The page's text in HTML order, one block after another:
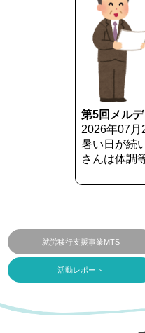
第5回メル
2026年07月
暑い日が続
さんは体調
就労移行支援事業MTS
活動レポート